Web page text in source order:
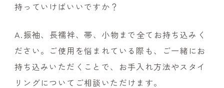
持っていけばいいですか？
A.振袖、長襦袢、帯、小物まで全てお持ち込みく
ださい。ご使用を悩まれている際も、ご一緒にお
持ち込みいただくことで、お手入れ方法やスタイ
リングについてご相談いただけます。